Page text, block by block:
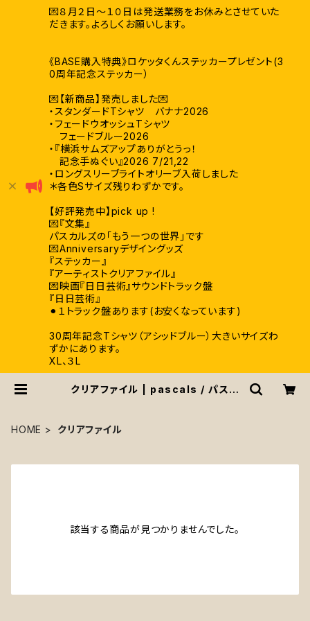
💌８月２日〜１０日は発送業務をお休みとさせていた
だきます。よろしくお願いします。
《BASE購入特典》ロケッタくんステッカープレゼント(3
0周年記念ステッカー）
💌【新商品】発売しました💌
・スタンダードTシャツ バナナ2026
・フェードウオッシュTシャツ
フェードブルー2026
・『横浜サムズアップありがとうっ！
記念手ぬぐい』2026 7/21,22
・ロングスリーブライトオリーブ入荷しました
＊各色Sサイズ残りわずかです。
【好評発売中】pick up !
💌『文集』
パスカルズの「もう一つの世界」です
💌Anniversaryデザイングッズ
『ステッカー』
『アーティストクリアファイル』
💌映画『日日芸術』サウンドトラック盤
『日日芸術』
⚫︎１トラック盤あります(お安くなっています)
30周年記念Tシャツ（アシッドブルー）大きいサイズわ
ずかにあります。
XL、３L
クリアファイル | pascals / パスカ
HOME クリアファイル
該当する商品が見つかりませんでした。